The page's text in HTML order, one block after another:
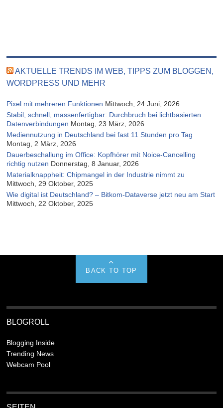
AKTUELLE TRENDS IM WEB, TIPPS ZUM BLOGGEN,
WORDPRESS UND MEHR
Pixel mit mehreren Funktionen Mittwoch, 24 Juni, 2026
Stabil, schnell, massenfertigbar: Durchbruch bei lichtbasierten
Datenverbindungen Montag, 23 März, 2026
Mediennutzung in Deutschland bei fast 11 Stunden pro Tag
Montag, 2 März, 2026
Dauerbeschallung im Office: Kopfhörer mit Noice-Cancelling
richtig nutzen Donnerstag, 8 Januar, 2026
Materialknappheit: Chipmangel in der Industrie nimmt zu
Mittwoch, 29 Oktober, 2025
Wie digital ist Deutschland? – Bitkom-Dataverse jetzt neu am Start
Mittwoch, 22 Oktober, 2025
BACK TO TOP
BLOGROLL
Blogging Inside
Trending News
Webcam Pool